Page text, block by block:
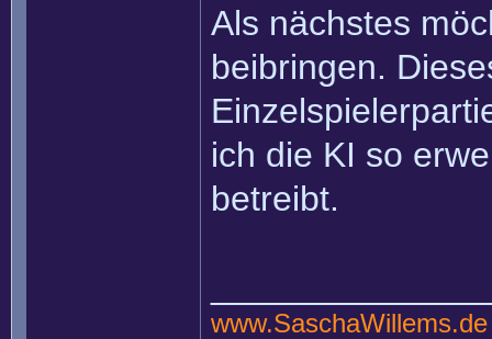
Als nächstes
beibringen.
ich die KI so
betreibt.
www.SaschaWillems.de